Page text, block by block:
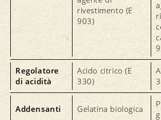
rivestimento (E
903)
Regolatore
di acidità
Acido citrico (E
330)
Addensanti Gelatina biologica